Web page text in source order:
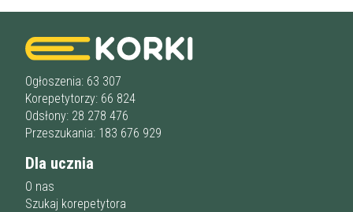
Wiek korepetytora od
Płeć korepetytora
Ogłoszenia: 63 307
Korepetytorzy: 66 824
Odsłony: 28 278 476
Przeszukania: 183 676 929
Dla ucznia
O nas
Szukaj korepetytora